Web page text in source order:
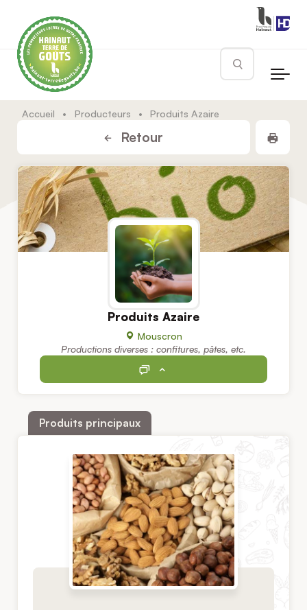
Rechercher
Accueil • Producteurs • Produits Azaire
Retour
Produits Azaire
Mouscron
Productions diverses : confitures, pâtes, etc.
Produits principaux